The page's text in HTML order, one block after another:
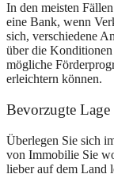
In den meisten
eine Bank, wenn
sich, verschiedene
über die
mögliche
erleichtern können.
Bevorzugte
Überlegen Sie sich
von Immobilie Sie
lieber auf dem Land